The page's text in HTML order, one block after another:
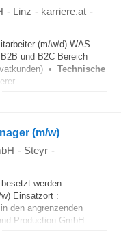
- Linz - karriere.at -
(m/w/d) WAS
und B2C Bereich
• Technische
(m/w)
- Steyr -
werden:
Einsatzort :
den angrenzenden
Production GmbH...